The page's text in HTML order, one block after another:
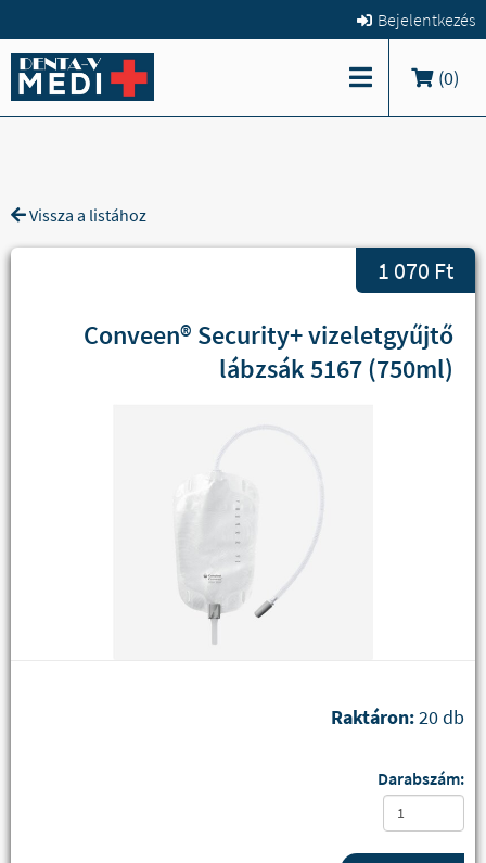
Bejelentkezés
(0)
Vissza a listához
1 070 Ft
Conveen® Security+ vizeletgyűjtő
lábzsák 5167 (750ml)
Raktáron:20 db
Darabszám: